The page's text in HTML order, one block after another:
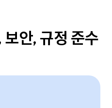
안, 규정 준수